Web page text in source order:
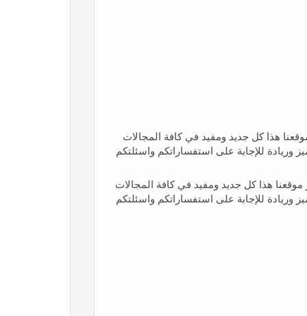
هذا كل جديد ومفيد في كافة المجالات
وريادة للإجابة على استفساراتكم واسئلتكم
هذا كل جديد ومفيد في كافة المجالات
وريادة للإجابة على استفساراتكم واسئلتكم